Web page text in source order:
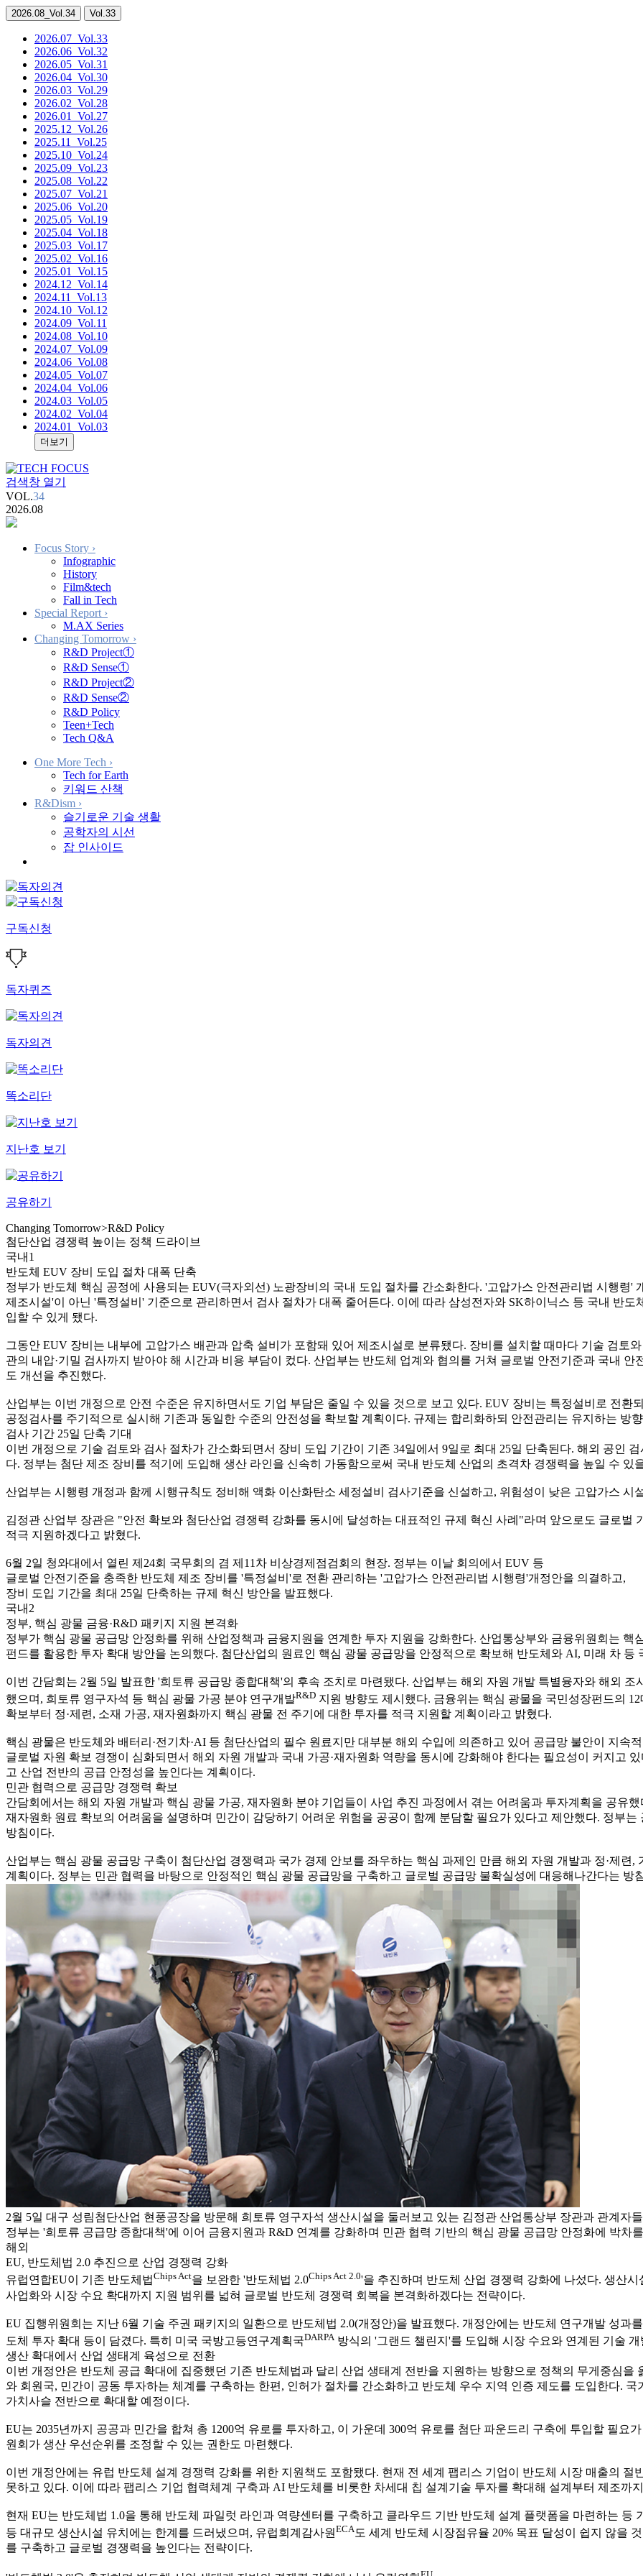
2026.08 _Vol.34 Vol.33
2026.07 _Vol.33
2026.06 _Vol.32
2026.05 _Vol.31
2026.04 _Vol.30
2026.03 _Vol.29
2026.02 _Vol.28
2026.01
_Vol.27
2025.12 _Vol.26
2025.11
_Vol.25
2025.10 _Vol.24
2025.09 _Vol.23
2025.08 _Vol.22
2025.07 _Vol.21
2025.06 _Vol.20
2025.05 _Vol.19
2025.04 _Vol.18
2025.03 _Vol.17
2025.02 _Vol.16
2025.01
_Vol.15
2024.12 _Vol.14
2024.11
_Vol.13
2024.10 _Vol.12
2024.09 _Vol.11
2024.08 _Vol.10
2024.07 _Vol.09
2024.06 _Vol.08
2024.05 _Vol.07
2024.04 _Vol.06
2024.03 _Vol.05
2024.02 _Vol.04
2024.01
_Vol.03
더보기
검색창 열기
VOL.34
2026.08
Focus Story ›
Infographic
History
Film&tech
Fall in Tech
Special Report ›
M.AX Series
Changing Tomorrow ›
R&D Project①
R&D Sense①
R&D Project②
R&D Sense②
R&D Policy
Teen+Tech
Tech Q&A
One More Tech ›
Tech for Earth
키워드 산책
R&Dism ›
슬기로운 기술 생활
공학자의 시선
잡 인사이드
구독신청
독자퀴즈
독자의견
똑소리단
지난호 보기
공유하기
Changing Tomorrow>R&D Policy
첨단산업 경쟁력 높이는 정책 드라이브
국내1
반도체 EUV 장비 도입 절차 대폭 단축
정부가 반도체 핵심 공정에 사용되는 EUV(극자외선) 노광장비의 국내 도입 절차를 간소화한다. '고압가스 안전관리법 시행령'
제조시설'이 아닌 '특정설비' 기준으로 관리하면서 검사 절차가 대폭 줄어든다. 이에 따라 삼성전자와 SK하이닉스 등 국내 반
입할 수 있게 됐다.
그동안 EUV 장비는 내부에 고압가스 배관과 압축 설비가 포함돼 있어 제조시설로 분류됐다. 장비를 설치할 때마다 기술 검토
관의 내압·기밀 검사까지 받아야 해 시간과 비용 부담이 컸다. 산업부는 반도체 업계와 협의를 거쳐 글로벌 안전기준과 국내
도 개선을 추진했다.
산업부는 이번 개정으로 안전 수준은 유지하면서도 기업 부담은 줄일 수 있을 것으로 보고 있다. EUV 장비는 특정설비로 전환
공정검사를 주기적으로 실시해 기존과 동일한 수준의 안전성을 확보할 계획이다. 규제는 합리화하되 안전관리는 유지하는 방
검사 기간 25일 단축 기대
이번 개정으로 기술 검토와 검사 절차가 간소화되면서 장비 도입 기간이 기존 34일에서 9일로 최대 25일 단축된다. 해외 공인
다. 정부는 첨단 제조 장비를 적기에 도입해 생산 라인을 신속히 가동함으로써 국내 반도체 산업의 초격차 경쟁력을 높일 수 있
산업부는 시행령 개정과 함께 시행규칙도 정비해 액화 이산화탄소 세정설비 검사기준을 신설하고, 위험성이 낮은 고압가스 시
김정관 산업부 장관은 "안전 확보와 첨단산업 경쟁력 강화를 동시에 달성하는 대표적인 규제 혁신 사례"라며 앞으로도 글로벌
적극 지원하겠다고 밝혔다.
6월 2일 청와대에서 열린 제24회 국무회의 겸 제11차 비상경제점검회의 현장. 정부는 이날 회의에서 EUV 등
글로벌 안전기준을 충족한 반도체 제조 장비를 '특정설비'로 전환 관리하는 '고압가스 안전관리법 시행령'개정안을 의결하고,
장비 도입 기간을 최대 25일 단축하는 규제 혁신 방안을 발표했다.
국내2
정부, 핵심 광물 금융·R&D 패키지 지원 본격화
정부가 핵심 광물 공급망 안정화를 위해 산업정책과 금융지원을 연계한 투자 지원을 강화한다. 산업통상부와 금융위원회는 핵
펀드를 활용한 투자 확대 방안을 논의했다. 첨단산업의 원료인 핵심 광물 공급망을 안정적으로 확보해 반도체와 AI, 미래 차
이번 간담회는 2월 5일 발표한 '희토류 공급망 종합대책'의 후속 조치로 마련됐다. 산업부는 해외 자원 개발 특별융자와 해외
했으며, 희토류 영구자석 등 핵심 광물 가공 분야 연구개발R&D 지원 방향도 제시했다. 금융위는 핵심 광물을 국민성장펀드의
확보부터 정·제련, 소재 가공, 재자원화까지 핵심 광물 전 주기에 대한 투자를 적극 지원할 계획이라고 밝혔다.
핵심 광물은 반도체와 배터리·전기차·AI 등 첨단산업의 필수 원료지만 대부분 해외 수입에 의존하고 있어 공급망 불안이 지속
글로벌 자원 확보 경쟁이 심화되면서 해외 자원 개발과 국내 가공·재자원화 역량을 동시에 강화해야 한다는 필요성이 커지고
고 산업 전반의 공급 안정성을 높인다는 계획이다.
민관 협력으로 공급망 경쟁력 확보
간담회에서는 해외 자원 개발과 핵심 광물 가공, 재자원화 분야 기업들이 사업 추진 과정에서 겪는 어려움과 투자계획을 공유
재자원화 원료 확보의 어려움을 설명하며 민간이 감당하기 어려운 위험을 공공이 함께 분담할 필요가 있다고 제안했다. 정부
방침이다.
산업부는 핵심 광물 공급망 구축이 첨단산업 경쟁력과 국가 경제 안보를 좌우하는 핵심 과제인 만큼 해외 자원 개발과 정·제련
계획이다. 정부는 민관 협력을 바탕으로 안정적인 핵심 광물 공급망을 구축하고 글로벌 공급망 불확실성에 대응해나간다는 방
2월 5일 대구 성림첨단산업 현풍공장을 방문해 희토류 영구자석 생산시설을 둘러보고 있는 김정관 산업통상부 장관과 관계자
정부는 '희토류 공급망 종합대책'에 이어 금융지원과 R&D 연계를 강화하며 민관 협력 기반의 핵심 광물 공급망 안정화에 박차
해외
EU, 반도체법 2.0 추진으로 산업 경쟁력 강화
유럽연합EU이 기존 반도체법Chips Act을 보완한 '반도체법 2.0Chips Act 2.0'을 추진하며 반도체 산업 경쟁력 강화에 나섰다. 생산
사업화와 시장 수요 확대까지 지원 범위를 넓혀 글로벌 반도체 경쟁력 회복을 본격화하겠다는 전략이다.
EU 집행위원회는 지난 6월 기술 주권 패키지의 일환으로 반도체법 2.0(개정안)을 발표했다. 개정안에는 반도체 연구개발 성과
도체 투자 확대 등이 담겼다. 특히 미국 국방고등연구계획국DARPA방식의 '그랜드 챌린지'를 도입해 시장 수요와 연계된 기술
생산 확대에서 산업 생태계 육성으로 전환
이번 개정안은 반도체 공급 확대에 집중했던 기존 반도체법과 달리 산업 생태계 전반을 지원하는 방향으로 정책의 무게중심
와 회원국, 민간이 공동 투자하는 체계를 구축하는 한편, 인허가 절차를 간소화하고 반도체 우수 지역 인증 제도를 도입한다.
가치사슬 전반으로 확대할 예정이다.
EU는 2035년까지 공공과 민간을 합쳐 총 1200억 유로를 투자하고, 이 가운데 300억 유로를 첨단 파운드리 구축에 투입할 필요
원회가 생산 우선순위를 조정할 수 있는 권한도 마련했다.
이번 개정안에는 유럽 반도체 설계 경쟁력 강화를 위한 지원책도 포함됐다. 현재 전 세계 팹리스 기업이 반도체 시장 매출의 절
못하고 있다. 이에 따라 팹리스 기업 협력체계 구축과 AI 반도체를 비롯한 차세대 칩 설계기술 투자를 확대해 설계부터 제조까
현재 EU는 반도체법 1.0을 통해 반도체 파일럿 라인과 역량센터를 구축하고 클라우드 기반 반도체 설계 플랫폼을 마련하는 등
등 대규모 생산시설 유치에는 한계를 드러냈으며, 유럽회계감사원 ECA도 세계 반도체 시장점유율 20% 목표 달성이 쉽지 않을
를 구축하고 글로벌 경쟁력을 높인다는 전략이다.